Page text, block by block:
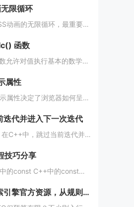
限循环
要实现CSS动画的无限循环，最重要的是使用animation-iteration-count属性，将其设置为infinite，继续动画就会循环播放。 栗子 CSS动画效果无限循环放大缩小 HTML： <image class="a...
函数
calc() 函数允许对值执行基本的数学运算，当需要对长值进行百分比加法或减法时特别有用。 div { max-width: calc(80% - 100px) }它的工作原理是这样的： div { max-width: calc(...
属性
对象的显示属性决定了浏览器如何呈现它。 这是一个非常重要的属性，并且可能具有您可以使用的最多值。 这些值包括： blockinlinenonecontentsflowflow-roottable（以及所有那些table-*）fle...
迭代并进入下一次迭代
一、概述 在C++中，跳过当前迭代并进入下一次迭代可以使用continue语句来实现。当循环遇到continue语句时，将会立即转到下一次循环的开始处，而不执行当前循环中剩余的代码。 通常情况下，continue语句用于在循环中处理特定的情...
技巧分享
一、C++中的const C++中的const限定符可以用于变量、函数参数、函数返回类型等多种情况。使用const限定符可以使代码更加安全、简洁、易于维护。 1、 const变量 const变量在定义后就不能被修改，这使得代码更加安全...
一、搜索引擎官方资源，从规则制定者那学底层逻辑